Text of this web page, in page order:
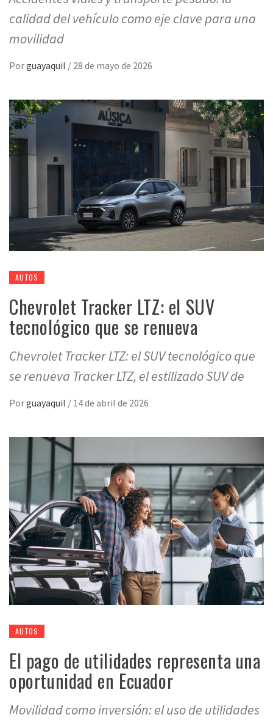
calidad del vehículo como eje clave para una
movilidad
Porguayaquil / 28 de mayo de 2026
AUTOS
Chevrolet Tracker LTZ: el SUV
tecnológico que se renueva
Chevrolet Tracker LTZ: el SUV tecnológico que
se renueva Tracker LTZ, el estilizado SUV de
Porguayaquil / 14 de abril de 2026
AUTOS
El pago de utilidades representa una
oportunidad en Ecuador
Movilidad como inversión: el uso de utilidades